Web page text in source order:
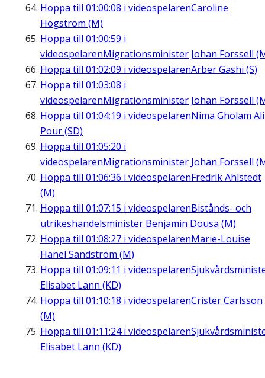
Hoppa till 01:00:08 i videospelarenCaroline
Högström (M)
Hoppa till 01:00:59 i
videospelarenMigrationsminister Johan Forssell
Hoppa till 01:02:09 i videospelarenArber Gashi (S)
Hoppa till 01:03:08 i
videospelarenMigrationsminister Johan Forssell
Hoppa till 01:04:19 i videospelarenNima Gholam Ali
Pour (SD)
Hoppa till 01:05:20 i
videospelarenMigrationsminister Johan Forssell
Hoppa till 01:06:36 i videospelarenFredrik Ahlstedt
(M)
Hoppa till 01:07:15 i videospelarenBistånds- och
utrikeshandelsminister Benjamin Dousa (M)
Hoppa till 01:08:27 i videospelarenMarie-Louise
Hänel Sandström (M)
Hoppa till 01:09:11 i videospelaren
Elisabet Lann (KD)
Hoppa till 01:10:18 i videospelarenCrister Carlsson
(M)
Hoppa till 01:11:24i videospelaren
Elisabet Lann (KD)